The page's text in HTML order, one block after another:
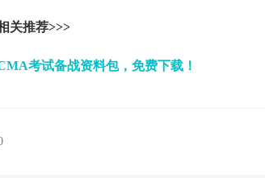
关推荐>>>
考试备战资料包，免费下载！